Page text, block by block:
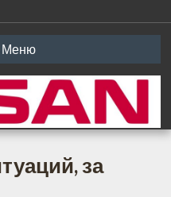
Меню
за